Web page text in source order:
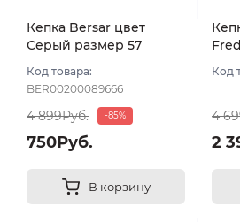
Кепка Bersar цвет
Серый размер 57
Код товара:
BER00200089666
4 899Руб. -85%
750Руб.
В корзину
Код
4
2